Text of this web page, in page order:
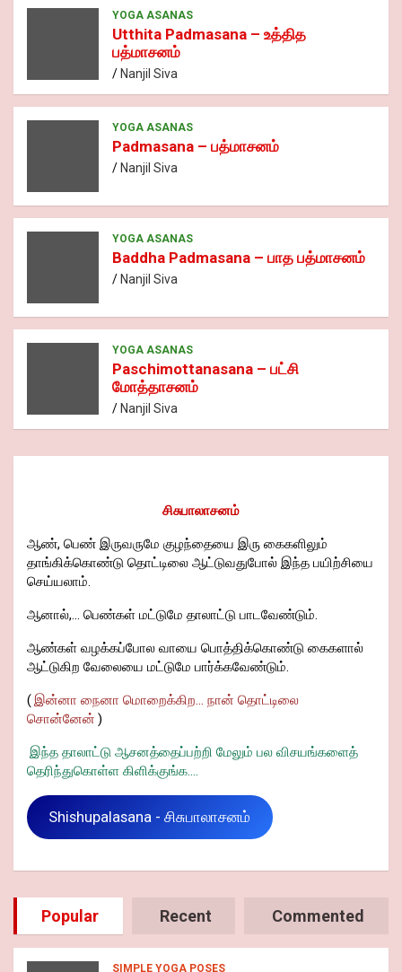
YOGA ASANAS
Utthita Padmasana – உத்தித
பத்மாசனம்
Nanjil Siva
YOGA ASANAS
Padmasana – பத்மாசனம்
Nanjil Siva
YOGA ASANAS
Baddha Padmasana – பாத பத்மாசனம்
Nanjil Siva
YOGA ASANAS
Paschimottanasana – பட்சி
மோத்தாசனம்
Nanjil Siva
சிசுபாலாசனம்
ஆண், பெண் இருவருமே குழந்தையை இரு கைகளிலும்
தாங்கிக்கொண்டு தொட்டிலை ஆட்டுவதுபோல் இந்த பயிற்சியை
செய்யலாம்.
ஆனால்,... பெண்கள் மட்டுமே தாலாட்டு பாடவேண்டும்.
ஆண்கள் வழக்கப்போல வாயை பொத்திக்கொண்டு கைகளால்
ஆட்டுகிற வேலையை மட்டுமே பார்க்கவேண்டும்.
( இன்னா நைனா மொறைக்கிற... நான் தொட்டிலை
சொன்னேன் )
இந்த தாலாட்டு ஆசனத்தைப்பற்றி மேலும் பல விசயங்களைத்
தெரிந்துகொள்ள கிளிக்குங்க....
Shishupalasana - சிசுபாலாசனம்
Popular Recent Commented
SIMPLE YOGA POSES